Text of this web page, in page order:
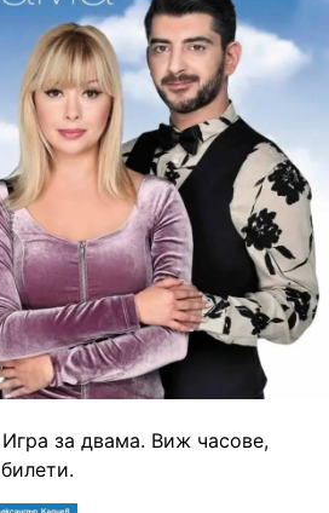
за двама. Виж часове,